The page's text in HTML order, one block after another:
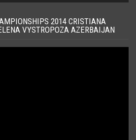
2014 CRISTIANA
VYSTROPOZA AZERBAIJAN